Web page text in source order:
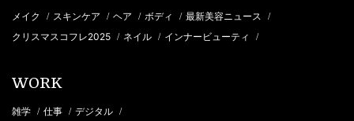
メイク / スキンケア / ヘア / ボディ / 最新美容ニュース /
クリスマスコフレ2025 / ネイル / インナービューティ /
WORK
雑学 / 仕事 / デジタル /